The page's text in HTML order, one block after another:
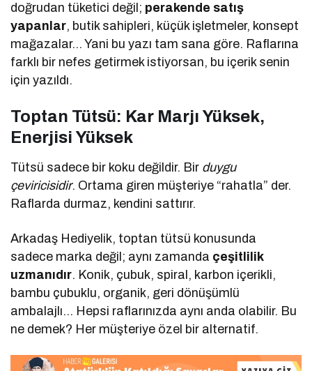
doğrudan tüketici değil; perakende satış
yapanlar, butik sahipleri, küçük işletmeler, konsept
mağazalar… Yani bu yazı tam sana göre. Raflarına
farklı bir nefes getirmek istiyorsan, bu içerik senin
için yazıldı.
Toptan Tütsü: Kar Marjı Yüksek,
Enerjisi Yüksek
Tütsü sadece bir koku değildir. Bir duygu
çeviricisidir. Ortama giren müşteriye “rahatla” der.
Raflarda durmaz, kendini sattırır.
Arkadaş Hediyelik, toptan tütsü konusunda
sadece marka değil; aynı zamanda çeşitlilik
uzmanıdır. Konik, çubuk, spiral, karbon içerikli,
bambu çubuklu, organik, geri dönüşümlü
ambalajlı… Hepsi raflarınızda aynı anda olabilir. Bu
ne demek? Her müşteriye özel bir alternatif.